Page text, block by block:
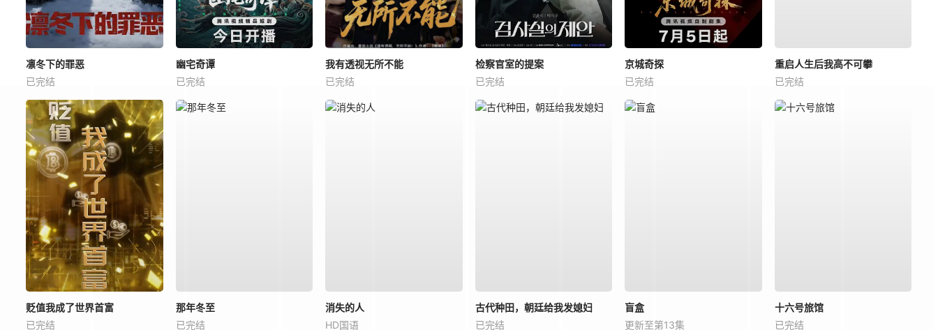
凛冬下的罪恶
已完结
幽宅奇谭
已完结
我有透视无所不能
已完结
检察官室的提案
已完结
京城奇探
已完结
重启人生后我高不可攀
已完结
贬值我成了世界首富
已完结
那年冬至
已完结
消失的人
HD国语
古代种田，朝廷给我发媳妇
已完结
盲盒
更新至第13集
十六号旅馆
已完结